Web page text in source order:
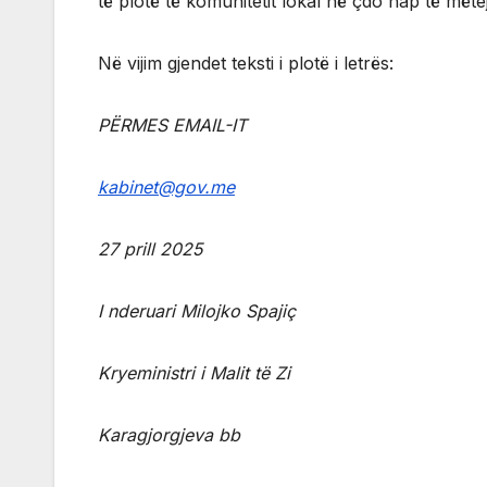
Në vijim gjendet teksti i plotë i letrës:
PËRMES EMAIL-IT
kabinet@gov.me
27 prill 2025
I nderuari Milojko Spajiç
Kryeministri i Malit të Zi
Karagjorgjeva bb